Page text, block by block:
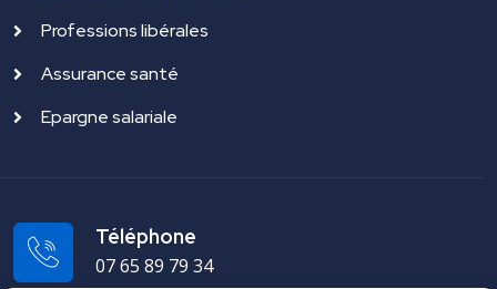
Professions libérales
Assurance santé
Epargne salariale
Téléphone
07 65 89 79 34